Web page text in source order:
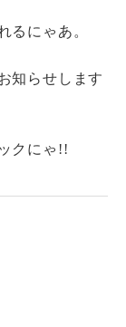
るにゃあ。
知らせします
クにゃ!!